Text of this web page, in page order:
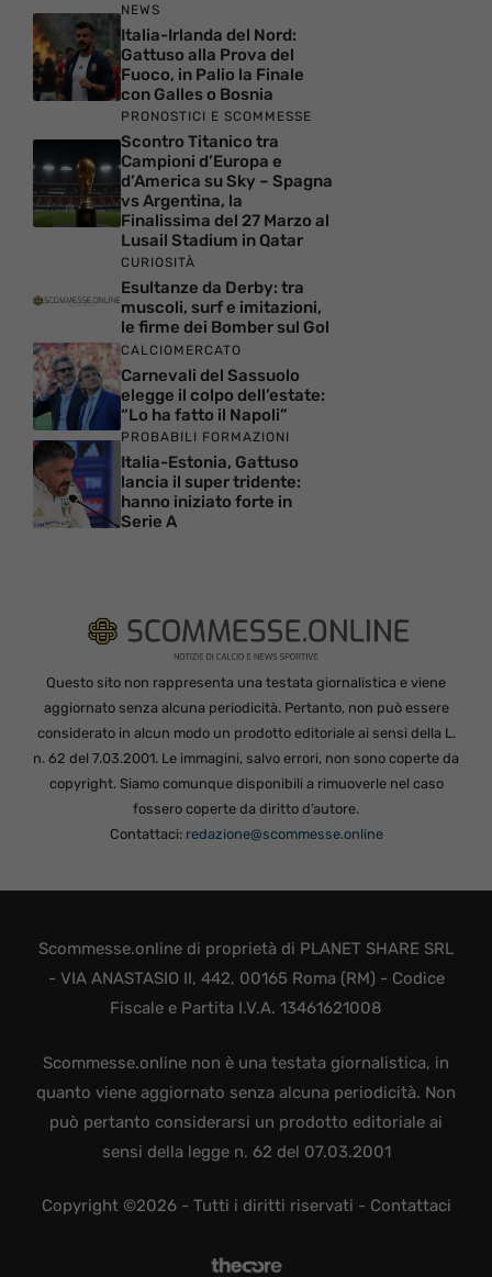
NEWS
Italia-Irlanda del Nord:
Gattuso alla Prova del
Fuoco, in Palio la Finale
con Galles o Bosnia
PRONOSTICI E SCOMMESSE
Scontro Titanico tra
Campioni d’Europa e
d’America su Sky – Spagna
vs Argentina, la
Finalissima del 27 Marzo al
Lusail Stadium in Qatar
CURIOSITÀ
Esultanze da Derby: tra
muscoli, surf e imitazioni,
le firme dei Bomber sul Gol
CALCIOMERCATO
Carnevali del Sassuolo
elegge il colpo dell’estate:
“Lo ha fatto il Napoli”
PROBABILI FORMAZIONI
Italia-Estonia, Gattuso
lancia il super tridente:
hanno iniziato forte in
Serie A
Questo sito non rappresenta una testata giornalistica e viene
aggiornato senza alcuna periodicità. Pertanto, non può essere
considerato in alcun modo un prodotto editoriale ai sensi della L.
n. 62 del 7.03.2001. Le immagini, salvo errori, non sono coperte da
copyright. Siamo comunque disponibili a rimuoverle nel caso
fossero coperte da diritto d’autore.
Contattaci: redazione@scommesse.online
Scommesse.online di proprietà di PLANET SHARE SRL
- VIA ANASTASIO II, 442, 00165 Roma (RM) - Codice
Fiscale e Partita I.V.A. 13461621008
Scommesse.online non è una testata giornalistica, in
quanto viene aggiornato senza alcuna periodicità. Non
può pertanto considerarsi un prodotto editoriale ai
sensi della legge n. 62 del 07.03.2001
Copyright ©2026 - Tutti i diritti riservati - Contattaci